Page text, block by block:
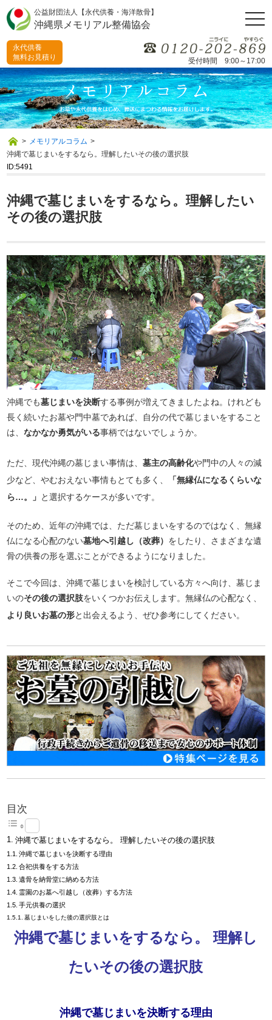
公益財団法人【永代供養・海洋散骨】
沖縄県メモリアル整備協会
受付時間 9:00～17:00
永代供養
無料お見積り
> メモリアルコラム >
沖縄で墓じまいをするなら。理解したいその後の選択肢
ID:5491
沖縄で墓じまいをするなら。理解したい
その後の選択肢
沖縄でも墓じまいを決断する事例が増えてきましたよね。けれども
長く続いたお墓や門中墓であれば、自分の代で墓じまいをすること
は、なかなか勇気がいる事柄ではないでしょうか。
ただ、現代沖縄の墓じまい事情は、墓主の高齢化や門中の人々の減
少など、やむおえない事情もとても多く、
「無縁仏になるくらいな
ら…。」 と選択するケースが多いです。
そのため、近年の沖縄では、ただ墓じまいをするのではなく、無縁
仏になる心配のない墓地へ引越し（改葬） をしたり、さまざまな遺
骨の供養の形を選ぶことができるようになりました。
そこで今回は、沖縄で墓じまいを検討している方々へ向け、墓じま
いのその後の選択肢をいくつかお伝えします。無縁仏の心配なく、
より良いお墓の形と出会えるよう、ぜひ参考にしてください。
目次
沖縄で墓じまいをするなら。 理解したいその後の選択肢
沖縄で墓じまいを決断する理由
合祀供養をする方法
遺骨を納骨堂に納める方法
霊園のお墓へ引越し（改葬）する方法
手元供養の選択
墓じまいをした後の選択肢とは
沖縄で墓じまいをするなら。 理解し
たいその後の選択肢
沖縄で墓じまいを決断する理由